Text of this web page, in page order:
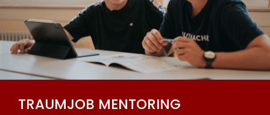
TRAUMJOB MENTORING